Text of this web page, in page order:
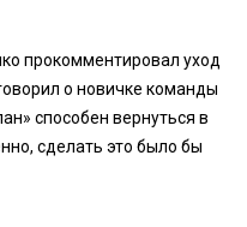
прокомментировал уход
о новичке команды
способен вернуться в
сделать это было бы